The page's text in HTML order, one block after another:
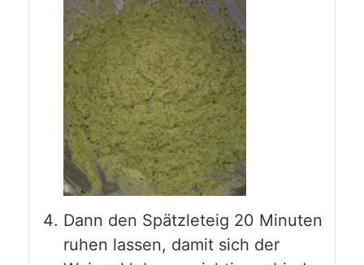
Dann den Spätzleteig 20 Minuten
ruhen lassen, damit sich der